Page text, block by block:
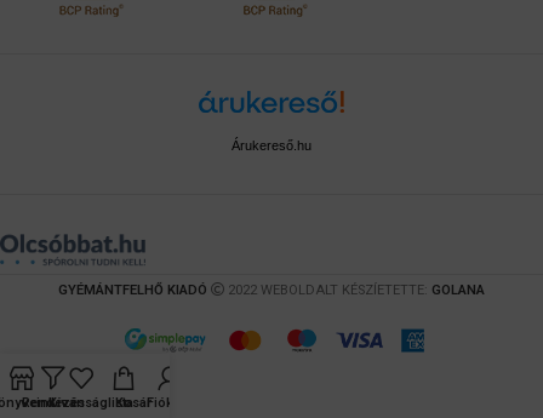
Árukereső.hu
GYÉMÁNTFELHŐ KIADÓ 2022 WEBOLDALT KÉSZÍETETTE: GOLANA
Rendezés
KívánságlistaKosárFiókom